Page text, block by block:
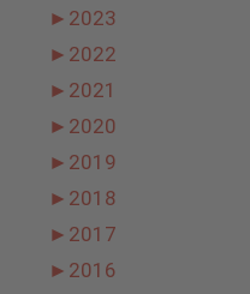
► 2023
► 2022
► 2021
► 2020
► 2019
► 2018
► 2017
► 2016